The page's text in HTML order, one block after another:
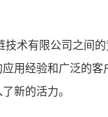
技术有限公司之间
用经验和广泛的
新的活力。